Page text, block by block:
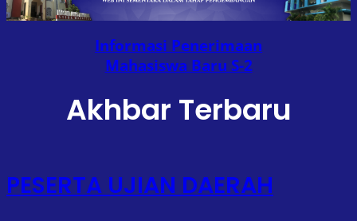
Informasi Penerimaan
Mahasiswa Baru S-2
Akhbar Terbaru
PESERTA UJIAN DAERAH